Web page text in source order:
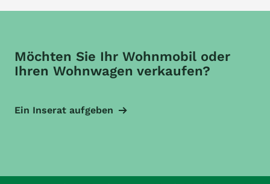
Möchten Sie Ihr Wohnmobil oder
Ihren Wohnwagen verkaufen?
Ein Inserat aufgeben